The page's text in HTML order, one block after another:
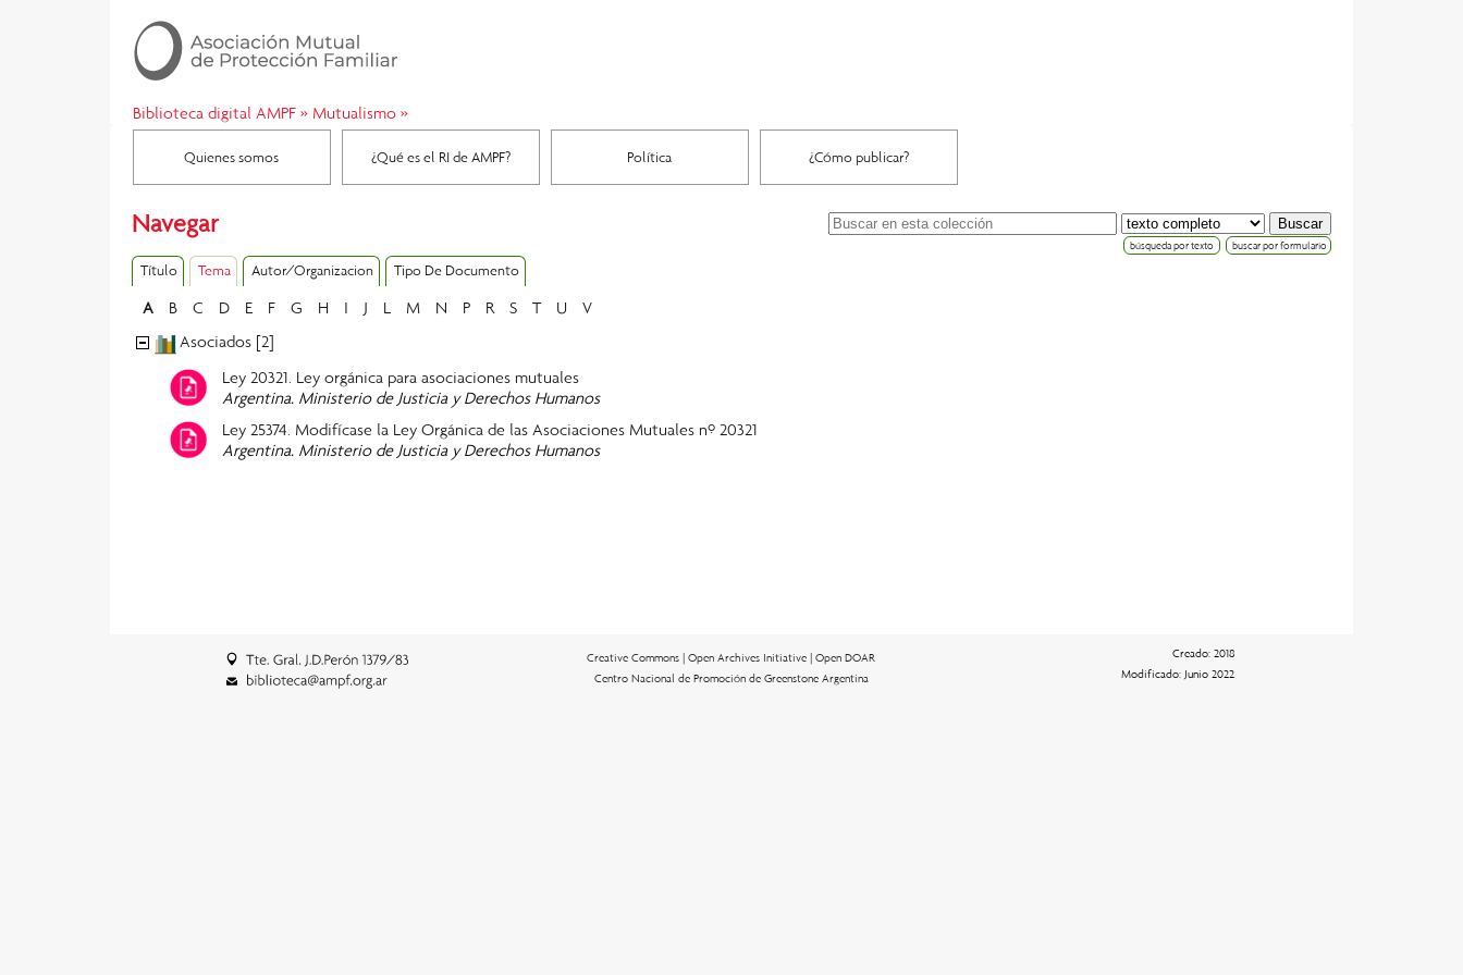
Biblioteca digital AMPF» Mutualismo»
Quienes somos ¿Qué es el RI de AMPF? Política ¿Cómo publicar?
Navegar
búsqueda por texto buscar por formulario
Título Tema Autor/Organizacion Tipo De Documento
A B C D E F G H I J L M N P R S T U
V
Asociados [2]
Ley 20321. Ley orgánica para asociaciones mutuales
Argentina. Ministerio de Justicia y Derechos Humanos
Ley 25374. Modifícase la Ley Orgánica de las Asociaciones Mutuales nº 20321
Argentina. Ministerio de Justicia y Derechos Humanos
Creative Commons |Open Archives Initiative |Open DOAR
Centro Nacional de Promoción de Greenstone Argentina
Creado: 2018
Modificado: Junio 2022